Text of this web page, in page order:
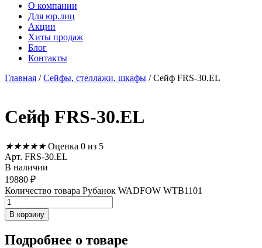
О компании
Для юр.лиц
Акции
Хиты продаж
Блог
Контакты
Главная /Сейфы, стеллажи, шкафы / Сейф FRS-30.EL
Сейф FRS-30.EL
★★★★★ Оценка 0 из 5
Арт. FRS-30.EL
В наличии
19880 ₽
Количество товара Рубанок WADFOW WTB1101
В корзину
Подробнее о товаре